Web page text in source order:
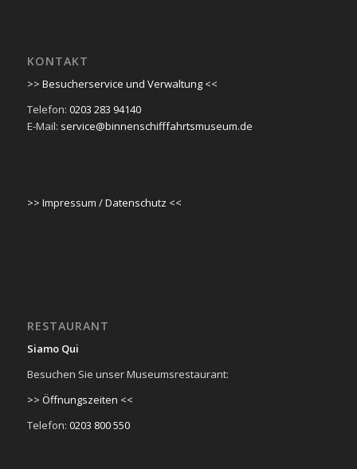
KONTAKT
>> Besucherservice und Verwaltung <<
Telefon: 0203 283 94140
E-Mail: service@binnenschifffahrtsmuseum.de
>> Impressum / Datenschutz <<
RESTAURANT
Siamo Qui
Besuchen Sie unser Museumsrestaurant:
>> Öffnungszeiten <<
Telefon: 0203 800 550